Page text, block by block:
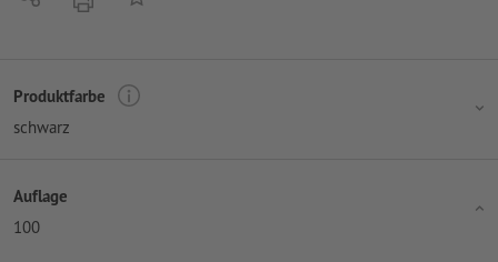
Produktfarbe
schwarz
Auflage
100